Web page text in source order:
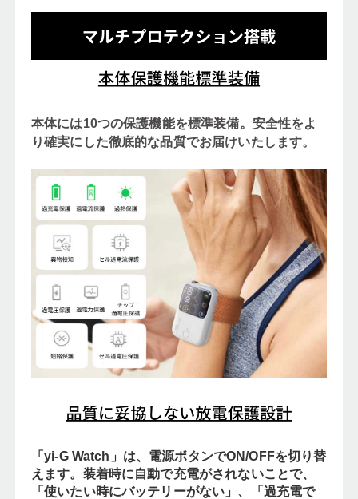
本体には10つの保護機能を標準装備。安全性をよ
り確実にした徹底的な品質でお届けいたします。
「yi-G Watch」は、電源ボタンでON/OFFを切り替
えます。装着時に自動で充電がされないことで、
「使いたい時にバッテリーがない」、「過充電で